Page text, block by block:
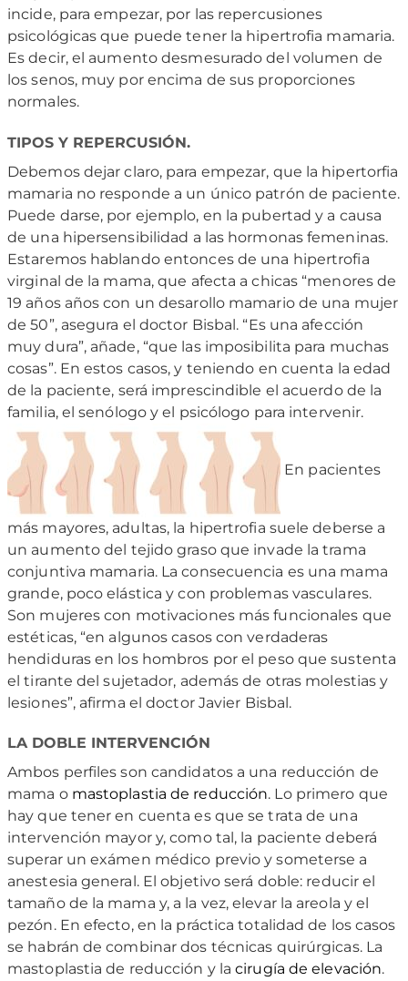
incide, para empezar, por las repercusiones
psicológicas que puede tener la hipertrofia mamaria.
Es decir, el aumento desmesurado del volumen de
los senos, muy por encima de sus proporciones
normales.
TIPOS Y REPERCUSIÓN.
Debemos dejar claro, para empezar, que la hipertorfia
mamaria no responde a un único patrón de paciente.
Puede darse, por ejemplo, en la pubertad y a causa
de una hipersensibilidad a las hormonas femeninas.
Estaremos hablando entonces de una hipertrofia
virginal de la mama, que afecta a chicas “menores de
19 años años con un desarollo mamario de una mujer
de 50”, asegura el doctor Bisbal. “Es una afección
muy dura”, añade, “que las imposibilita para muchas
cosas”. En estos casos, y teniendo en cuenta la edad
de la paciente, será imprescindible el acuerdo de la
familia, el senólogo y el psicólogo para intervenir.
En pacientes
más mayores, adultas, la hipertrofia suele deberse a
un aumento del tejido graso que invade la trama
conjuntiva mamaria. La consecuencia es una mama
grande, poco elástica y con problemas vasculares.
Son mujeres con motivaciones más funcionales que
estéticas, “en algunos casos con verdaderas
hendiduras en los hombros por el peso que sustenta
el tirante del sujetador, además de otras molestias y
lesiones”, afirma el doctor Javier Bisbal.
LA DOBLE INTERVENCIÓN
Ambos perfiles son candidatos a una reducción de
mama o mastoplastia de reducción. Lo primero que
hay que tener en cuenta es que se trata de una
intervención mayor y, como tal, la paciente deberá
superar un exámen médico previo y someterse a
anestesia general. El objetivo será doble: reducir el
tamaño de la mama y, a la vez, elevar la areola y el
pezón. En efecto, en la práctica totalidad de los casos
se habrán de combinar dos técnicas quirúrgicas. La
mastoplastia de reducción y lacirugía de elevación.